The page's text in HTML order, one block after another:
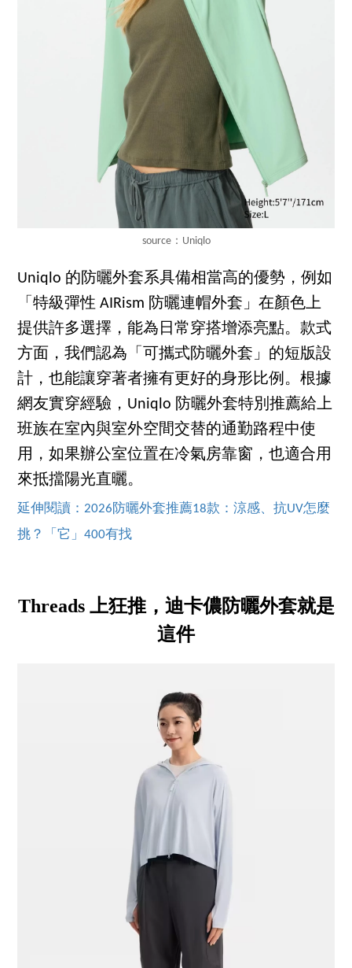
source：Uniqlo
Uniqlo 的防曬外套系具備相當高的優勢，例如
「特級彈性 AIRism 防曬連帽外套」在顏色上
提供許多選擇，能為日常穿搭增添亮點。款式
方面，我們認為「可攜式防曬外套」的短版設
計，也能讓穿著者擁有更好的身形比例。根據
網友實穿經驗，Uniqlo 防曬外套特別推薦給上
班族在室內與室外空間交替的通勤路程中使
用，如果辦公室位置在冷氣房靠窗，也適合用
來抵擋陽光直曬。
延伸閱讀：2026防曬外套推薦18款：涼感、抗UV怎麼
挑？「它」400有找
Threads 上狂推，迪卡儂防曬外套就是
這件